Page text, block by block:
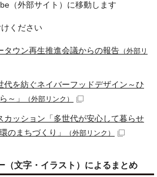
（外部サイト）に移動します
ください
タウン再生推進会議からの報告 （外部リ
代を紡ぐネイバーフッドデザイン～ひ
～」
（外部リンク）
カッション「多世代が安心して暮らせ
のまちづくり」
（外部リンク）
（文字・イラスト）によるまとめ